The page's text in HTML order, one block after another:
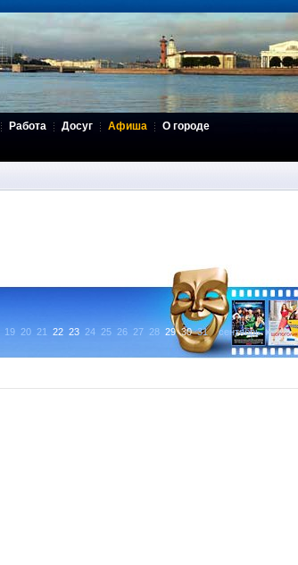
Работа Досуг Афиша О городе
19 20 21 22 23 24 25 26 27 28 29 30 31 сентябрь